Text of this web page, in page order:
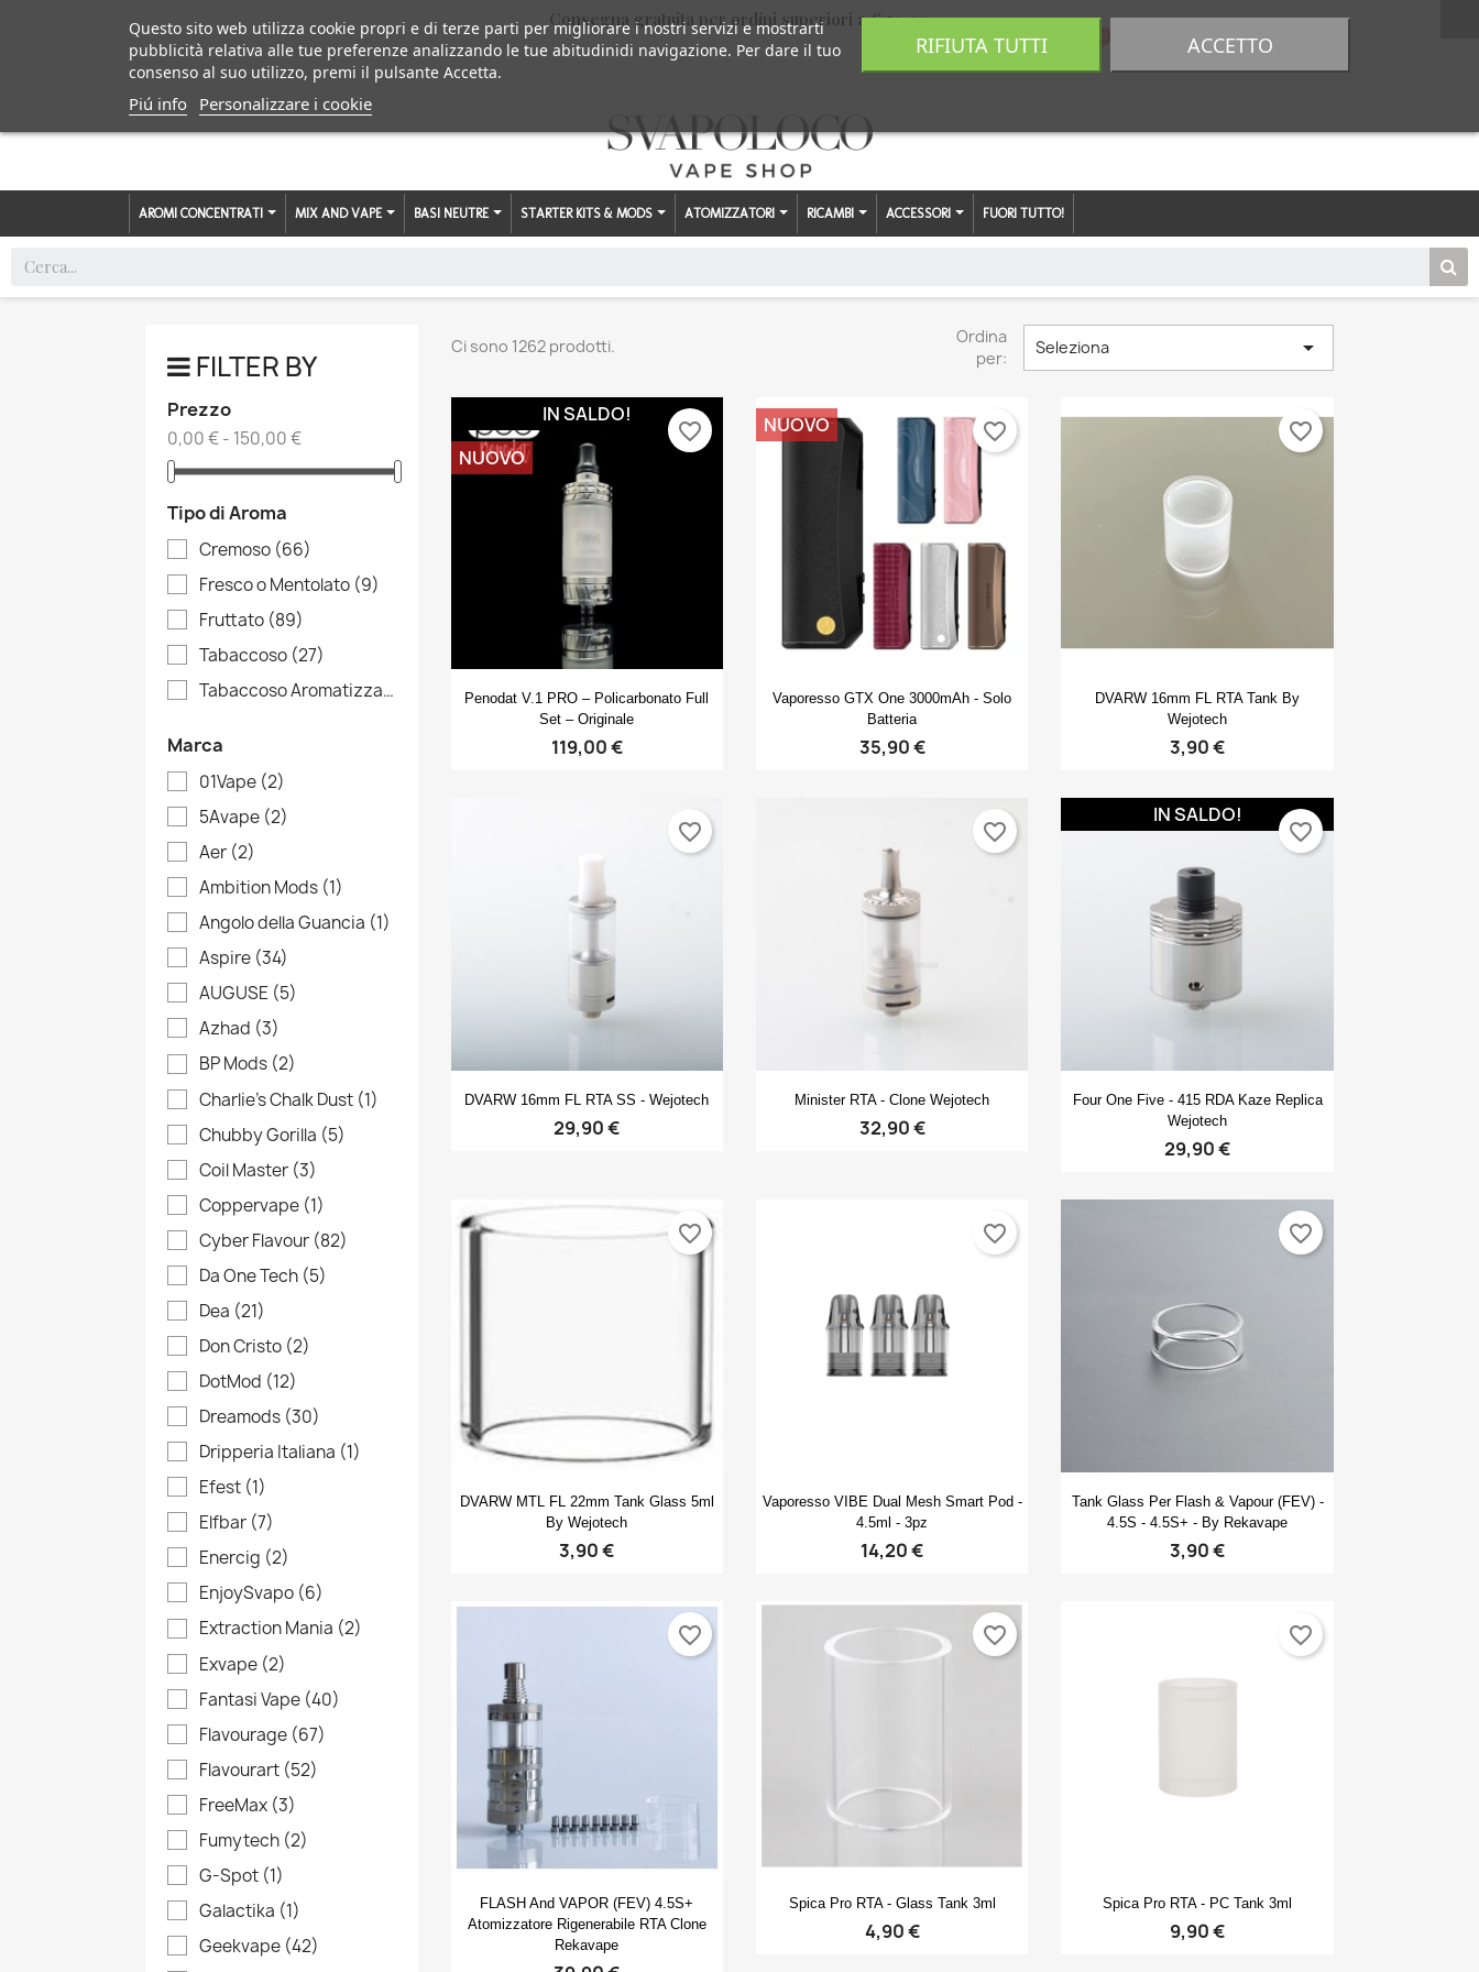
Consegna gratuita per ordini superiori a € 59,00
0,00 €
AROMI CONCENTRATI MIX AND VAPE BASI NEUTRE STARTER KITS & MODS ATOMIZZATORI RICAMBI ACCESSORI FUORI TUTTO!
FILTER BY
Prezzo
0,00 € - 150,00 €
Tipo di Aroma
Cremoso (66)
Fresco o Mentolato (9)
Fruttato (89)
Tabaccoso (27)
Tabaccoso Aromatizzato
Marca
01Vape (2)
5Avape (2)
Aer (2)
Ambition Mods (1)
Angolo della Guancia (1)
Aspire (34)
AUGUSE (5)
Azhad (3)
BP Mods (2)
Charlie's Chalk Dust (1)
Chubby Gorilla (5)
Coil Master (3)
Coppervape (1)
Cyber Flavour (82)
Da One Tech (5)
Dea (21)
Don Cristo (2)
DotMod (12)
Dreamods (30)
Dripperia Italiana (1)
Efest (1)
Elfbar (7)
Enercig (2)
EnjoySvapo (6)
Extraction Mania (2)
Exvape (2)
Fantasi Vape (40)
Flavourage (67)
Flavourart (52)
FreeMax (3)
Fumytech (2)
G-Spot (1)
Galactika (1)
Geekvape (42)
Ci sono 1262 prodotti.
Ordina
per:
Seleziona 
Anteprima
Penodat V.1 PRO – Policarbonato Full
Set – Originale
119,00 €
IN SALDO!
NUOVO
favorite_border
Anteprima
Vaporesso GTX One 3000mAh - Solo
Batteria
35,90 €
NUOVO favorite_border
Anteprima
DVARW 16mm FL RTA Tank By
Wejotech
3,90 €
favorite_border
Anteprima
DVARW 16mm FL RTA SS - Wejotech
29,90 €
favorite_border
Anteprima
Minister RTA - Clone Wejotech
32,90 €
favorite_border
Anteprima
Four One Five - 415 RDA Kaze Replica
Wejotech
29,90 €
IN SALDO!
favorite_border
Anteprima
DVARW MTL FL 22mm Tank Glass 5ml
By Wejotech
3,90 €
favorite_border
Anteprima
Vaporesso VIBE Dual Mesh Smart Pod -
4.5ml - 3pz
14,20 €
favorite_border
Anteprima
Tank Glass Per Flash & Vapour (FEV) -
4.5S - 4.5S+ - By Rekavape
3,90 €
favorite_border
Anteprima
FLASH And VAPOR (FEV) 4.5S+
Atomizzatore Rigenerabile RTA Clone
Rekavape
favorite_border
Anteprima
Spica Pro RTA - Glass Tank 3ml
4,90 €
favorite_border
Anteprima
Spica Pro RTA - PC Tank 3ml
9,90 €
favorite_border
Questo sito web utilizza cookie propri e di terze parti per migliorare i nostri servizi e mostrarti
pubblicità relativa alle tue preferenze analizzando le tue abitudinidi navigazione. Per dare il tuo
consenso al suo utilizzo, premi il pulsante Accetta.
Piú info Personalizzare i cookie
RIFIUTA TUTTI ACCETTO